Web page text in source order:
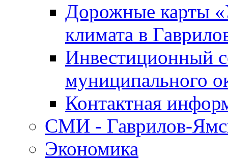
Дорожные карты
климата в
Инвестиционный
муниципального
Контактная
СМИ - Гаврилов-
Экономика